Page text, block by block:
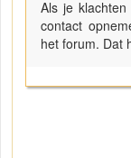
Als je
contact
het forum. Dat